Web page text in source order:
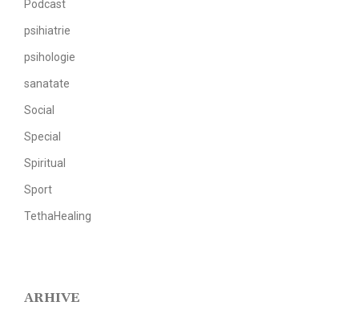
Podcast
psihiatrie
psihologie
sanatate
Social
Special
Spiritual
Sport
TethaHealing
ARHIVE